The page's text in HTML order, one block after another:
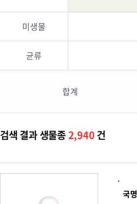
미생물
균류
합계
검색 결과 생물종2,940 건
국명